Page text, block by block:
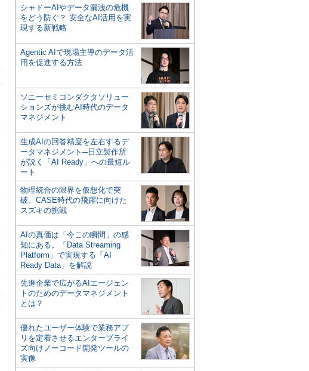
シャドーAIやデータ漏洩の危機
をどう防ぐ？ 安全なAI活用を実
現する新戦略
Agentic AIで現場主導のデータ活
用を促進する方法
ソニーセミコンダクタソリュー
ションズが挑むAI時代のデータ
マネジメント
生成AIの回答精度を左右するデ
ータマネジメント─日立製作所
が説く「AI Ready」への最短ル
ート
物理統合の限界を仮想化で突
破。CASE時代の飛躍に向けた
スズキの挑戦
AIの真価は「今この瞬間」の感
知にある。「Data Streaming
Platform」で実現する「AI
Ready Data」を解説
先進企業で広がるAIエージェン
トのためのデータマネジメント
とは？
優れたユーザー体験で業務アプ
リを定着させるエンタープライ
ズ向けノーコード開発ツールの
実像